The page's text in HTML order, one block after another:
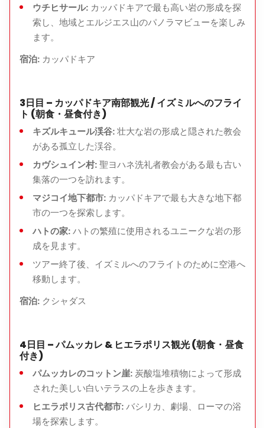
ウチヒサール: カッパドキアで最も高い岩の形成を探
索し、地域とエルジエス山のパノラマビューを楽しみ
ます。
宿泊: カッパドキア
3日目 – カッパドキア南部観光 / イズミルへのフライ
ト (朝食・昼食付き)
キズルキュール渓谷: 壮大な岩の形成と隠された教会
がある孤立した渓谷。
カヴシュイン村: 聖ヨハネ洗礼者教会がある最も古い
集落の一つを訪れます。
マジコイ地下都市: カッパドキアで最も大きな地下都
市の一つを探索します。
ハトの家: ハトの繁殖に使用されるユニークな岩の形
成を見ます。
ツアー終了後、イズミルへのフライトのために空港へ
移動します。
宿泊: クシャダス
4日目 – パムッカレ & ヒエラポリス観光 (朝食・昼食
付き)
パムッカレのコットン崖: 炭酸塩堆積物によって形成
された美しい白いテラスの上を歩きます。
ヒエラポリス古代都市: バシリカ、劇場、ローマの浴
場を探索します。